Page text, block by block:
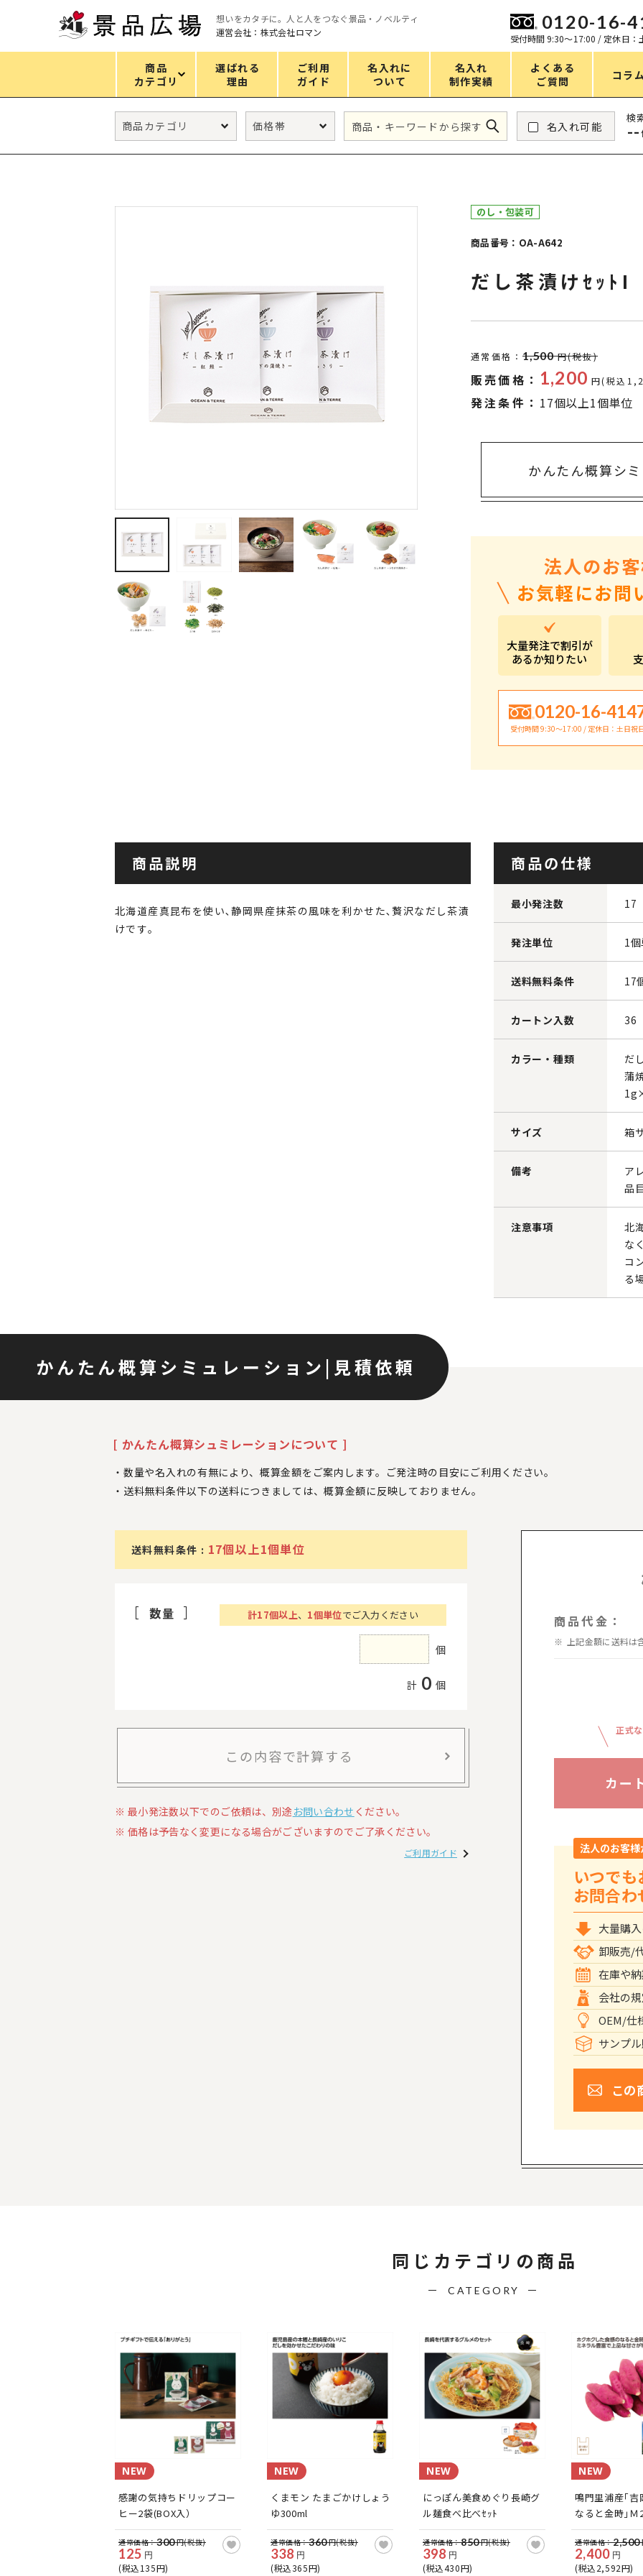
想いをカタチに。人と人をつなぐ景品・ノベルティ
運営会社：株式会社ロマン
0120-16-
受付時間 9:30〜17:00 / 定休日：
商品
カテゴリ
選ばれる
理由
ご利用
ガイド
名入れに
ついて
名入れ
制作実績
よくある
ご質問
コラ
カテゴリ
ファッション雑貨 食品・スイーツ
ティッシュ・ロール
ペン・筆記用具 傘・レイングッズ
生活雑貨・便利グッズ バッグ&ポーチ
価格
151～200円
201～250円
251～300円
501～1,000円
1,000～2,000円
2,000～3,000円
名入れ可能
検
--
のし・包装可
商品番号：OA-A642
だし茶漬けｾｯﾄI
通常価格： 1,500 円(税抜)
販売価格： 1,200 円(税込
発注条件： 17個以上1個単位
かんたん概算シ
法人のお
お気軽にお問
大量発注で割引が
あるか知りたい
0120-16-
受付時間 9:30〜17:00 / 定休日：土日祝
商品説明
北海道産真昆布を使い､静岡県産抹茶の風味を利かせた､贅沢なだし茶漬
けです｡
商品の仕様
最小発注数 17
発注単位 1
送料無料条件 17
カートン入数 36
カラー・種類
だ
蒲
サイズ 箱
備考
ア
品
注意事項
北
な
コ
る
かんたん概算シミュレーション | 見積依頼
[ かんたん概算シュミレーションについて ]
数量や名入れの有無により、概算金額をご案内します。ご発注時の目安にご利用ください。
送料無料条件以下の送料につきましては、概算金額に反映しておりません。
送料無料条件 : 17個以上1個単位
数量 計17個以上、 1個単位でご入力ください
個
計 0 個
この内容で計算する
最小発注数以下でのご依頼は、別途 お問い合わせ ください。
価格は予告なく変更になる場合がございますのでご了承ください。
ご利用ガイド
商品代金：
上記金額に送料は
正式
カー
法人のお客
いつで
お問合
大量購
卸販売/
在庫や
会社の
OEM/仕
サンプ
この
同じカテゴリの商品
CATEGORY
NEW
感謝の気持ちドリップコー
ヒー2袋(BOX入）
通常価格：300円(税抜)
125 円
(税込135円)
NEW
くまモン たまごかけしょう
ゆ300ml
通常価格：360円(税抜)
338 円
(税込365円)
NEW
にっぽん美食めぐり長崎グ
ル麺食べ比べｾｯﾄ
通常価格：850円(税抜)
398 円
(税込430円)
NEW
鳴門里浦産｢吉
なると金時｣Ｍ
通常価格：2,500
2,400 円
(税込2,592円)